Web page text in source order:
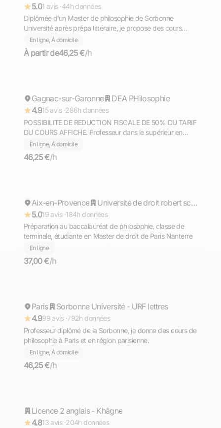
5.01 avis ·44h données
Diplômée d’un Master de philosophie de Sorbonne
Université après prépa littéraire, je propose des cours
particuliers de français et de lettres à Paris et en ligne :
remise à niveau, préparation au bac de français, concours
et accompagnement dans le supérieur.
En ligne, À domicile
À partir de46,25 €/h
Répond rapidement
Gagnac-sur-Garonne
DEA PHilosophie
4.915 avis ·286h données
POSSIBILITE DE REDUCTION FISCALE DE 50% DU TARIF
DU COURS AFFICHE. Professeur dans le supérieur en
philosophie, culture générale, méthodologie donne cours à
Toulouse ou en ligne.
En ligne, À domicile
46,25 €/h
Répond rapidement
Aix-en-Provence
Université de droit robert schuman aix en provence
5.019 avis ·184h données
Préparation au baccalauréat de philosophie, classe de
terminale, étudiante en Master de droit de Paris Nanterre
En ligne
37,00 €/h
Répond rapidement
Paris
Sorbonne Université - URF lettres
4.999 avis ·792h données
Professeur diplômé de la Sorbonne, je donne des cours de
philosophie à Paris et en région parisienne.
En ligne, À domicile
46,25 €/h
Répond rapidement
Licence 2 anglais - Khâgne
4.813 avis ·204h données